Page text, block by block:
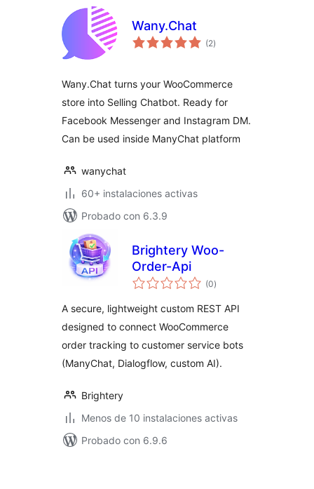
Wany.Chat
(2valoraciones
en
)
Wany.Chat turns your WooCommerce
store into Selling Chatbot. Ready for
Facebook Messenger and Instagram DM.
Can be used inside ManyChat platform
wanychat
60+ instalaciones activas
Probado con 6.3.9
Brightery Woo-
Order-Api
(0valoraciones
en
)
A secure, lightweight custom REST API
designed to connect WooCommerce
order tracking to customer service bots
(ManyChat, Dialogflow, custom AI).
Brightery
Menos de 10 instalaciones activas
Probado con 6.9.6